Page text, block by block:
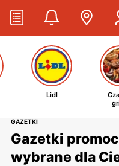
Lidl
GAZETKI
Gazetki
wybrane dla